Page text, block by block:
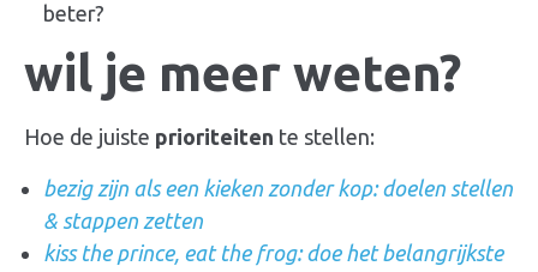
beter?
wil je meer weten?
Hoe de juiste prioriteiten te stellen:
bezig zijn als een kieken zonder kop: doelen stellen
& stappen zetten
kiss the prince, eat the frog: doe het belangrijkste